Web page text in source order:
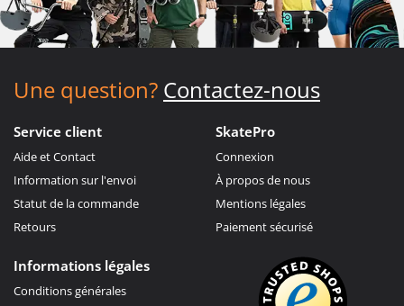
Une question? Contactez-nous
Service client
Aide et Contact
Information sur l'envoi
Statut de la commande
Retours
SkatePro
Connexion
À propos de nous
Mentions légales
Paiement sécurisé
Informations légales
Conditions générales